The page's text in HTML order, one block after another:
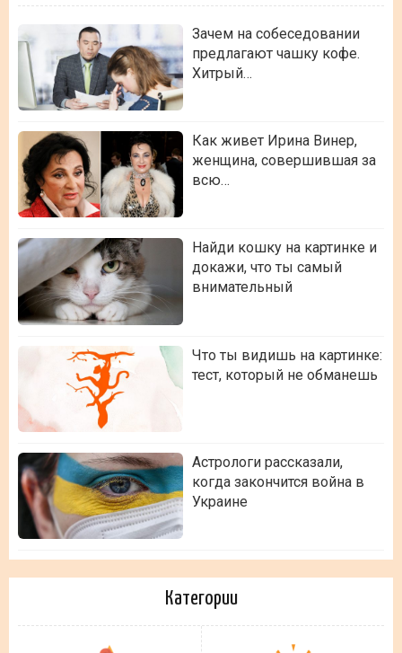
Зачем на собеседовании
предлагают чашку кофе.
Хитрый…
Как живет Ирина Винер,
женщина, совершившая за
всю…
Найди кошку на картинке и
докажи, что ты самый
внимательный
Что ты видишь на картинке:
тест, который не обманешь
Астрологи рассказали,
когда закончится война в
Украине
Категории